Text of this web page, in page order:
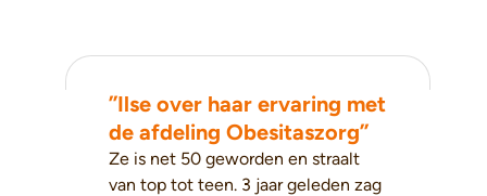
’’Ilse over haar ervaring met
de afdeling Obesitaszorg’’
Ze is net 50 geworden en straalt
van top tot teen. 3 jaar geleden zag